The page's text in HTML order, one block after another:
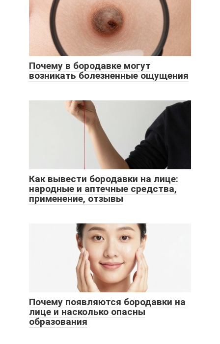
Почему в бородавке могут
возникать болезненные ощущения
Как вывести бородавки на лице:
народные и аптечные средства,
применение, отзывы
Почему появляются бородавки на
лице и насколько опасны
образования